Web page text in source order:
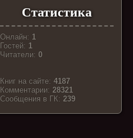
Статистика
Онлайн: 1
Гостей: 1
Читатели: 0
Книг на сайте: 4187
Комментарии: 28321
Cообщения в ГК: 239